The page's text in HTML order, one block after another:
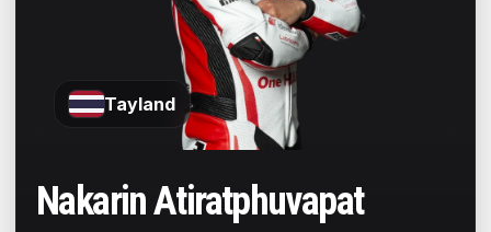
Tayland
Nakarin Atiratphuvapat